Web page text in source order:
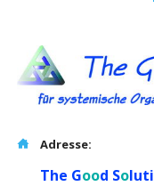
Adresse:
The Good Soluti